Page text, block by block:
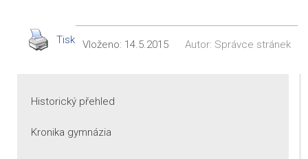
Tisk Vloženo: 14.5.2015 Autor: Správce stránek
Historický přehled
Kronika gymnázia